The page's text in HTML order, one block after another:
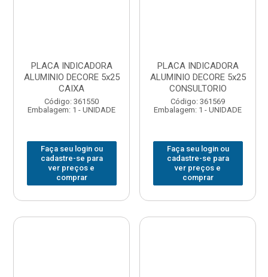
PLACA INDICADORA
ALUMINIO DECORE 5x25
CAIXA
Código: 361550
Embalagem: 1 - UNIDADE
Faça seu login ou
cadastre-se para
ver preços e
comprar
PLACA INDICADORA
ALUMINIO DECORE 5x25
CONSULTORIO
Código: 361569
Embalagem: 1 - UNIDADE
Faça seu login ou
cadastre-se para
ver preços e
comprar